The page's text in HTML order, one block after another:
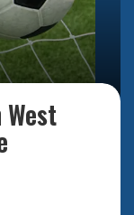
Bekijk alle foto's